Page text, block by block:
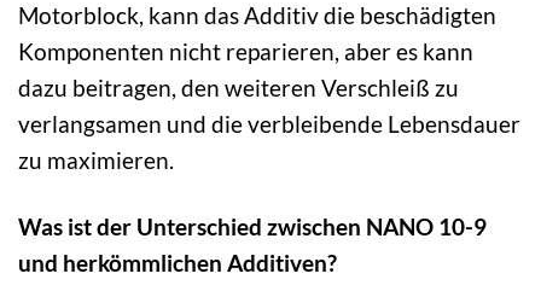
Motorblock, kann das Additiv die beschädigten
Komponenten nicht reparieren, aber es kann
dazu beitragen, den weiteren Verschleiß zu
verlangsamen und die verbleibende Lebensdauer
zu maximieren.
Was ist der Unterschied zwischen NANO 10-9
und herkömmlichen Additiven?